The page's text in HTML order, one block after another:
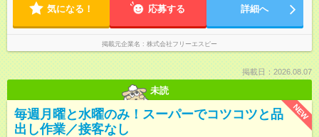
気になる！ 応募する 詳細へ
掲載元企業名 株式会社フリーエスピー
掲載日：2026.08.07
未読
NEW
毎週月曜と水曜のみ！スーパーでコツコツと品
出し作業／接客なし